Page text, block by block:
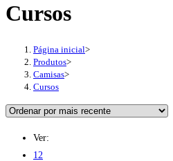
Cursos
Página inicial>
Produtos>
Camisas>
Cursos
Ver:
12